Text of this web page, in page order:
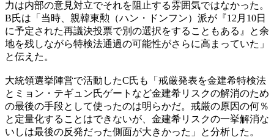
力は内部の意見対立でそれを阻止する雰囲気ではなかった。
B氏は「当時、親韓東勲（ハン・ドンフン）派が『12月10日
に予定された再議決投票で別の選択をすることもある』と余
地を残しながら特検法通過の可能性がさらに高まっていた」
と伝えた。
大統領選挙陣営で活動したC氏も「戒厳発表を金建希特検法
とミョン・テギュン氏ゲートなど金建希リスクの解消のため
の最後の手段として使ったのは明らかだ。戒厳の原因の何％
と定量化することはできないが、金建希リスクの一挙解消な
いしは最後の反発だった側面が大きかった」と分析した。